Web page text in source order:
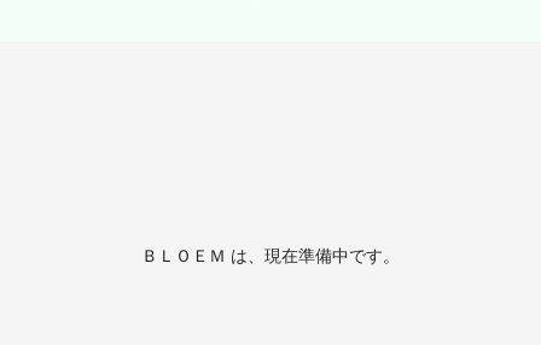
ＢＬＯＥＭ は、現在準備中です。